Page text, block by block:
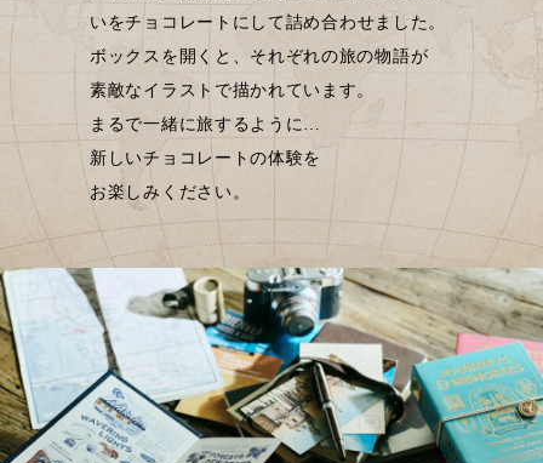
いをチョコレートにして詰め合わせました。
ボックスを開くと、それぞれの旅の物語が
素敵なイラストで描かれています。
まるで一緒に旅するように…
新しいチョコレートの体験を
お楽しみください。